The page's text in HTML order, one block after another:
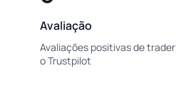
Avaliação
Avaliações positivas de
o Trustpilot